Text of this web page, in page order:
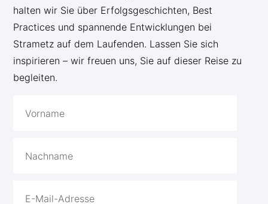
halten wir Sie über Erfolgsgeschichten, Best
Practices und spannende Entwicklungen bei
Strametz auf dem Laufenden. Lassen Sie sich
inspirieren – wir freuen uns, Sie auf dieser Reise zu
begleiten.